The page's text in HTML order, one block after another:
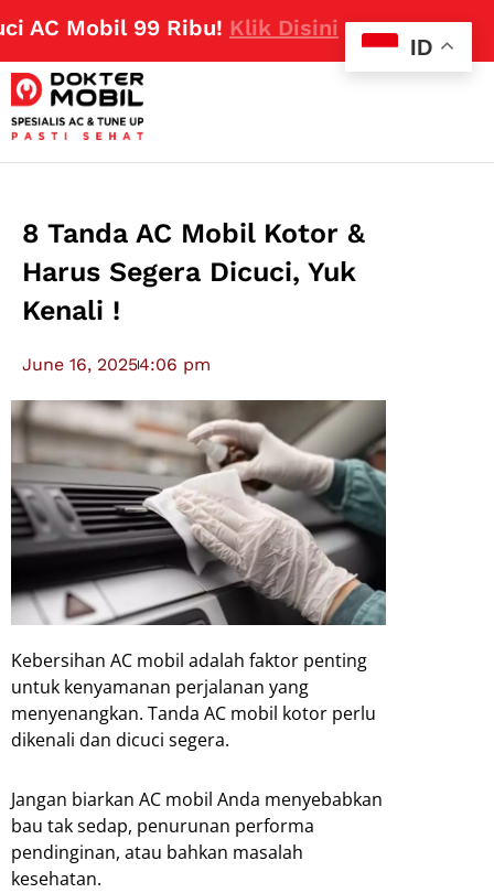
Mobil 99 Ribu!Klik Disini
8 Tanda AC Mobil Kotor &
Harus Segera Dicuci, Yuk
Kenali !
June 16, 20254:06 pm
Kebersihan AC mobil adalah faktor penting
untuk kenyamanan perjalanan yang
menyenangkan. Tanda AC mobil kotor perlu
dikenali dan dicuci segera.
Jangan biarkan AC mobil Anda menyebabkan
bau tak sedap, penurunan performa
pendinginan, atau bahkan masalah
kesehatan.
ID